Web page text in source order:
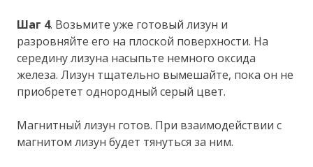
Шаг 4. Возьмите уже готовый лизун и
разровняйте его на плоской поверхности. На
середину лизуна насыпьте немного оксида
железа. Лизун тщательно вымешайте, пока он не
приобретет однородный серый цвет.
Магнитный лизун готов. При взаимодействии с
магнитом лизун будет тянуться за ним.